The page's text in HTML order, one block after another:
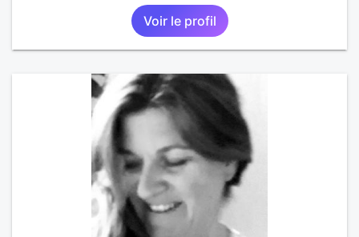
Voir le profil